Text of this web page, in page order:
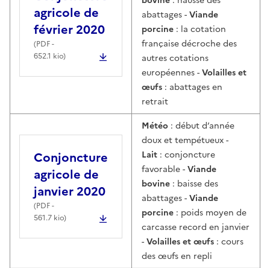
agricole de
février 2020
(PDF-
652.1 kio)
abattages -Viande
porcine : la cotation
française décroche des
autres cotations
européennes -Volailles et
œufs : abattages en
retrait
Conjoncture
agricole de
janvier 2020
(PDF-
561.7 kio)
Météo : début d’année
doux et tempétueux -
Lait : conjoncture
favorable -Viande
bovine : baisse des
abattages -Viande
porcine : poids moyen de
carcasse record en janvier
-Volailles et œufs : cours
des œufs en repli